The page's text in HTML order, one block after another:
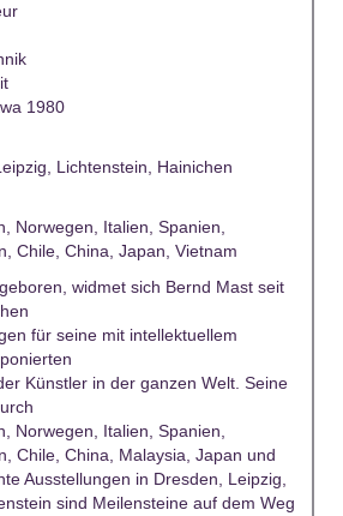
1980
Lichtenstein, Hainichen
Norwegen, Italien, Spanien,
Chile, China, Japan, Vietnam
widmet sich Bernd Mast seit
für seine mit intellektuellem
Künstler in der ganzen Welt. Seine
Norwegen, Italien, Spanien,
Chile, China, Malaysia, Japan und
Ausstellungen in Dresden, Leipzig,
sind Meilensteine auf dem Weg